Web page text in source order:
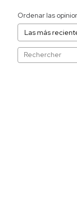
Ordenar las